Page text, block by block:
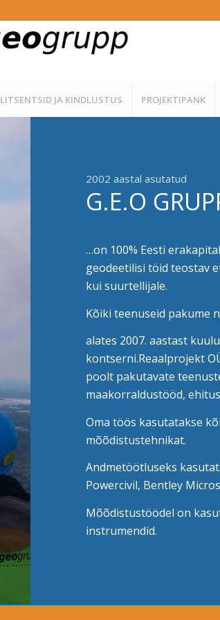
LITSENTSID JA KINDLUSTUS PROJEKTIPANK
2002 aastal asutatud
G.E.O
…on 100% Eesti
geodeetilisi töid teostav
kui suurtellijale.
Kõiki teenuseid pakume
alates 2007. aastast
kontserni.Reaalprojekt
poolt pakutavate
maakorraldustööd,
Oma töös kasutatakse
mõõdistustehnikat.
Andmetöötluseks
Powercivil, Bentley
Mõõdistustöödel on
instrumendid.